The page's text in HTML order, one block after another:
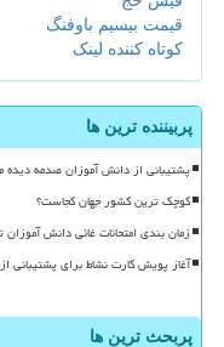
قیمت بیسیم باوفنگ
کوتاه کننده لینک
پربیننده ترین ها
پشتیبانی از دانش آموزان صدمه
کوچک ترین کشور جهان کجاست؟
زمان بندی امتحانات غائی دانش آموزان
آغاز پویش کارت نشاط برای پشتیبانی
پربحث ترین ها